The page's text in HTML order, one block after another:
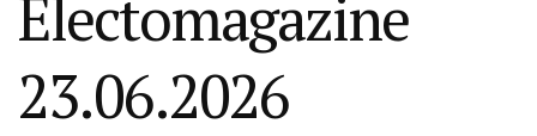
Electomagazine
23.06.2026